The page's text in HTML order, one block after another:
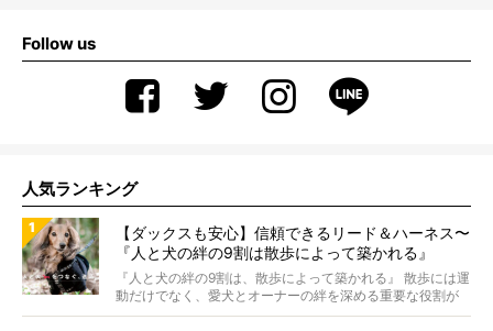
Follow us
人気ランキング
【ダックスも安心】信頼できるリード＆ハーネス〜
『人と犬の絆の9割は散歩によって築かれる』
WOLFGANG MAN＆BEAST〜
『人と犬の絆の9割は、散歩によって築かれる』 散歩には運
動だけでなく、愛犬とオーナーの絆を深める重要な役割が
あ...